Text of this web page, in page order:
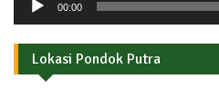
00:00
Lokasi Pondok Putra